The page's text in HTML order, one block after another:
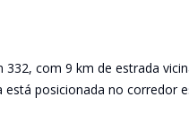
332, com 9 km de estrada
está posicionada no corredor